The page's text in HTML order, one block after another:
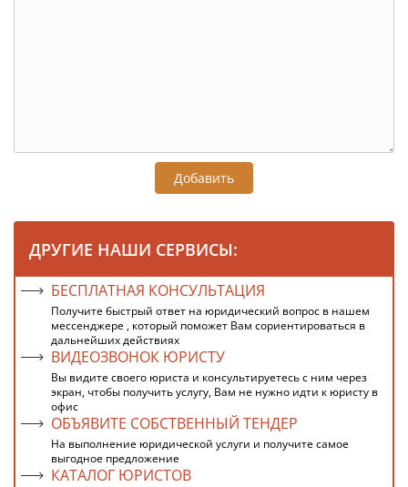
Добавить
ДРУГИЕ НАШИ СЕРВИСЫ:
БЕСПЛАТНАЯ КОНСУЛЬТАЦИЯ
Получите быстрый ответ на юридический вопрос в нашем
мессенджере , который поможет Вам сориентироваться в
дальнейших действиях
ВИДЕОЗВОНОК ЮРИСТУ
Вы видите своего юриста и консультируетесь с ним через
экран, чтобы получить услугу, Вам не нужно идти к юристу в
офис
ОБЪЯВИТЕ СОБСТВЕННЫЙ ТЕНДЕР
На выполнение юридической услуги и получите самое
выгодное предложение
КАТАЛОГ ЮРИСТОВ